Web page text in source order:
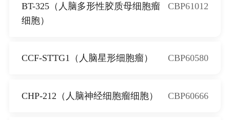
BT-325（人脑多形性胶质母细胞瘤
细胞）
CBP61012
CCF-STTG1（人脑星形细胞瘤） CBP60580
CHP-212（人脑神经细胞瘤细胞） CBP60666